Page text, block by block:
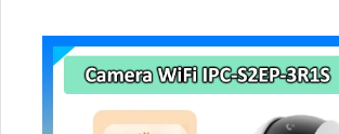
dữ liệu qua thẻ microSD lên đến 512GB.